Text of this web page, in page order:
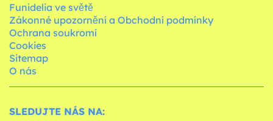
Funidelia ve světě
Zákonné upozornění a Obchodní podmínky
Ochrana soukromí
Cookies
Sitemap
O nás
SLEDUJTE NÁS NA: